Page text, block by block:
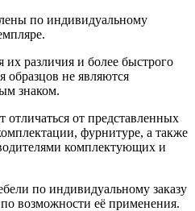
по индивидуальному
различия и более быстрого
образцов не являются
знаком.
отличаться от представленных
фурнитуре, а также
комплектующих и
по индивидуальному заказу
возможности её применения.